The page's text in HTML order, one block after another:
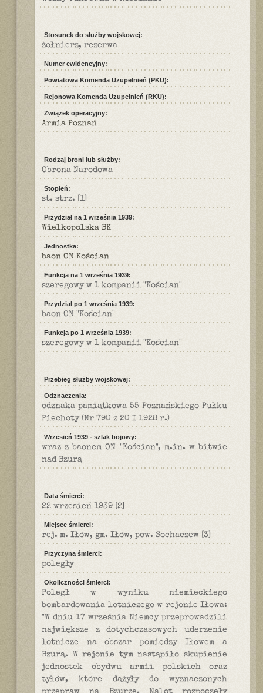
Stosunek do służby wojskowej:
żołnierz, rezerwa
Numer ewidencyjny:
Powiatowa Komenda Uzupełnień (PKU):
Rejonowa Komenda Uzupełnień (RKU):
Związek operacyjny:
Armia Poznań
Rodzaj broni lub służby:
Obrona Narodowa
Stopień:
st. strz. [1]
Przydział na 1 września 1939:
Wielkopolska BK
Jednostka:
baon ON Kościan
Funkcja na 1 września 1939:
szeregowy w 1 kompanii "Kościan"
Przydział po 1 września 1939:
baon ON "Kościan"
Funkcja po 1 września 1939:
szeregowy w 1 kompanii "Kościan"
Przebieg służby wojskowej:
Odznaczenia:
odznaka pamiątkowa 55 Poznańskiego Pułku
Piechoty (Nr 790 z 20 I 1928 r.)
Wrzesień 1939 - szlak bojowy:
wraz z baonem ON "Kościan", m.in. w bitwie
nad Bzurą
Data śmierci:
22 wrzesień 1939 [2]
Miejsce śmierci:
rej. m. Iłów, gm. Iłów, pow. Sochaczew [3]
Przyczyna śmierci:
poległy
Okoliczności śmierci:
Poległ w wyniku niemieckiego
bombardowania lotniczego w rejonie Iłowa:
"W dniu 17 września Niemcy przeprowadzili
największe z dotychczasowych uderzenie
lotnicze na obszar pomiędzy Iłowem a
Bzurą. W rejonie tym nastąpiło skupienie
jednostek obydwu armii polskich oraz
tyłów, które dążyły do wyznaczonych